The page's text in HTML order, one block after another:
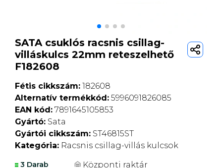
SATA csuklós racsnis csillag-
villáskulcs 22mm reteszelhető
F182608
Fétis cikkszám: 182608
Alternatív termékkód: 5996091826085
EAN kód: 7891645105853
Gyártó: Sata
Gyártói cikkszám: ST46815ST
Kategória: Racsnis csillag-villás kulcsok
3 Darab
Központi raktár